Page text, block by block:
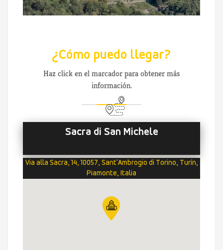
¿Cómo puedo llegar?
Haz click en el marcador para obtener más
información.
Sacra di San Michele
Via alla Sacra, 14, 10057, Sant'Ambrogio di Torino, Turín,
Piamonte, Italia